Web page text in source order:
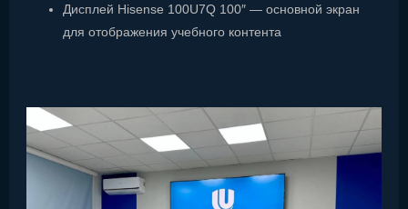
Дисплей Hisense 100U7Q 100″ — основной экран
для отображения учебного контента